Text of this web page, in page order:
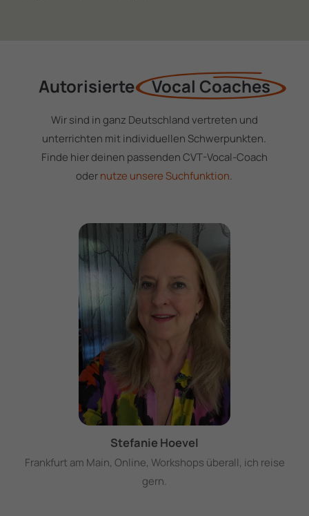
AutorisierteVocal Coaches
Wir sind in ganz Deutschland vertreten und
unterrichten mit individuellen Schwerpunkten.
Finde hier deinen passenden CVT-Vocal-Coach
odernutze unsere Suchfunktion.
Stefanie Hoevel
Frankfurt am Main, Online, Workshops überall, ich reise
gern.